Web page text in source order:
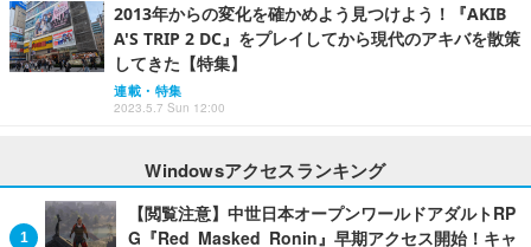
2013年からの変化を確かめよう見つけよう！『AKIB
A'S TRIP 2 DC』をプレイしてから現代のアキバを散策
してきた【特集】
連載・特集
2023.5.7 Sun 12:00
Windowsアクセスランキング
【閲覧注意】中世日本オープンワールドアダルトRP
G『Red Masked Ronin』早期アクセス開始！キャ